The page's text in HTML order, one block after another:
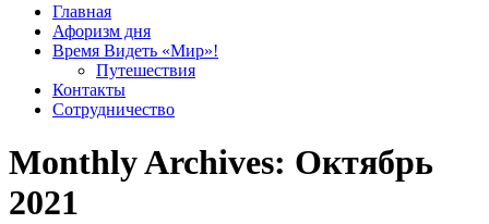
Главная
Афоризм дня
Время Видеть «Мир»!
Путешествия
Контакты
Сотрудничество
Monthly Archives: Октябрь
2021